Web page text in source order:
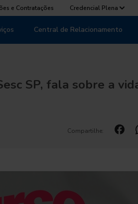
e Contratações Credencial Plena
Central de Relacionamento
SP, fala sobre a
Compartilhe: